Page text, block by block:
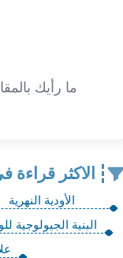
ما رأيك
الاكثر قراءة
الأودية النهرية
البنية الجيولوجية